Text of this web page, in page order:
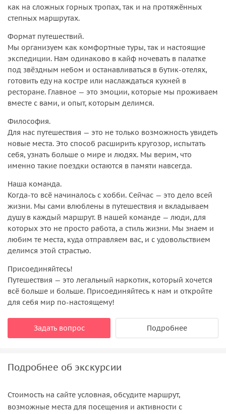
как на сложных горных тропах, так и на протяжённых
степных маршрутах.
Формат путешествий.
Мы организуем как комфортные туры, так и настоящие
экспедиции. Нам одинаково в кайф ночевать в палатке
под звёздным небом и останавливаться в бутик-отелях,
готовить еду на костре или наслаждаться кухней в
ресторане. Главное — это эмоции, которые мы проживаем
вместе с вами, и опыт, которым делимся.
Философия.
Для нас путешествия — это не только возможность увидеть
новые места. Это способ расширить кругозор, испытать
себя, узнать больше о мире и людях. Мы верим, что
именно такие поездки остаются в памяти навсегда.
Наша команда.
Когда-то всё начиналось с хобби. Сейчас — это дело всей
жизни. Мы сами влюблены в путешествия и вкладываем
душу в каждый маршрут. В нашей команде — люди, для
которых это не просто работа, а стиль жизни. Мы знаем и
любим те места, куда отправляем вас, и с удовольствием
делимся этой страстью.
Присоединяйтесь!
Путешествия — это легальный наркотик, который хочется
всё больше и больше. Присоединяйтесь к нам и откройте
для себя мир по-настоящему!
Задать вопрос Подробнее
Подробнее об экскурсии
Стоимость на сайте условная, обсудите маршрут,
возможные места для посещения и активности с